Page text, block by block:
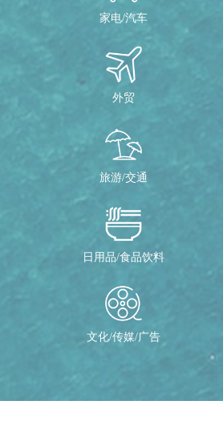
家电/汽车
外贸
旅游/交通
日用品/食品饮料
文化/传媒/广告